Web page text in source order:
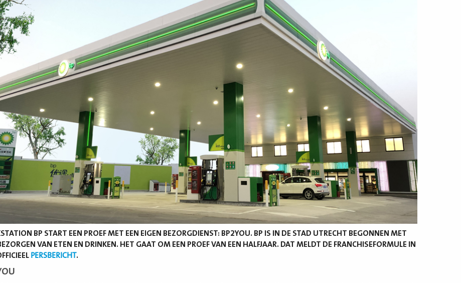
BP START EEN PROEF MET EEN EIGEN BEZORGDIENST: BP2YOU. BP IS IN DE STAD UTRECHT BEGONNEN MET
VAN ETEN EN DRINKEN. HET GAAT OM EEN PROEF VAN EEN HALFJAAR. DAT MELDT DE FRANCHISEFORMULE IN
PERSBERICHT.